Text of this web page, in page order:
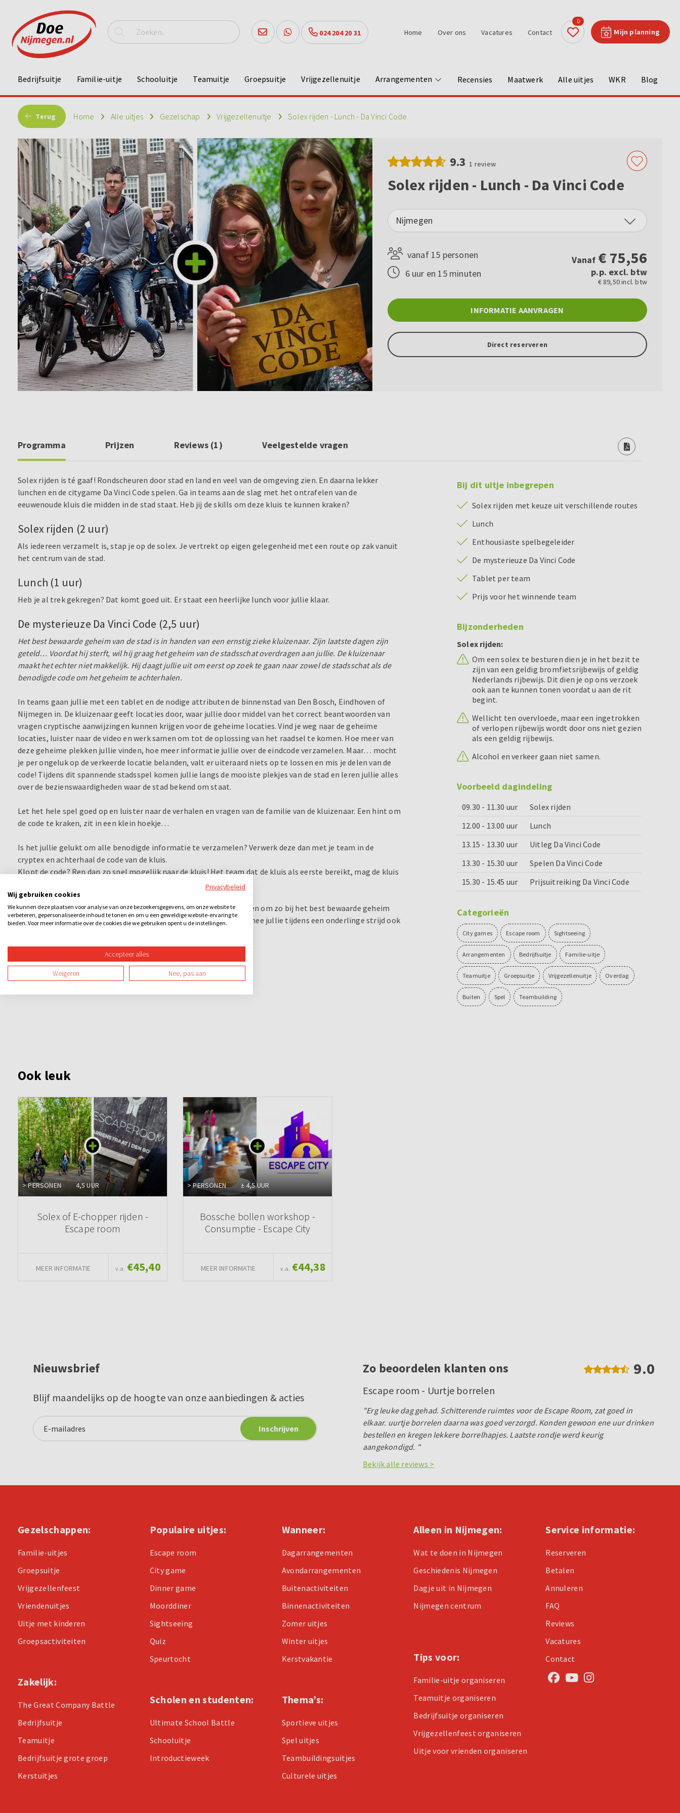
024 204 20 31 Mijn planning
0
Home Over ons Vacatures Contact
Bedrijfsuitje Familie-uitje Schooluitje Teamuitje Groepsuitje Vrijgezellenuitje Arrangementen Recensies Maatwerk Alle uitjes WKR Blog
Terug Home Alle uitjes Gezelschap Vrijgezellenuitje Solex rijden - Lunch - Da Vinci Code
9.3 1 review
Solex rijden - Lunch - Da Vinci Code
Nijmegen
vanaf 15 personen
6 uur en 15 minuten
Vanaf € 75,56
p.p. excl. btw
€ 89,50 incl. btw
INFORMATIE AANVRAGEN
Direct reserveren
Programma Prijzen Reviews (1) Veelgestelde vragen
Solex rijden is té gaaf! Rondscheuren door stad en land en veel van de omgeving zien. En daarna lekker
lunchen en de citygame Da Vinci Code spelen. Ga in teams aan de slag met het ontrafelen van de
eeuwenoude kluis die midden in de stad staat. Heb jij de skills om deze kluis te kunnen kraken?
Solex rijden (2 uur)
Als iedereen verzamelt is, stap je op de solex. Je vertrekt op eigen gelegenheid met een route op zak vanuit
het centrum van de stad.
Lunch (1 uur)
Heb je al trek gekregen? Dat komt goed uit. Er staat een heerlijke lunch voor jullie klaar.
De mysterieuze Da Vinci Code (2,5 uur)
Het best bewaarde geheim van de stad is in handen van een ernstig zieke kluizenaar. Zijn laatste dagen zijn
geteld… Voordat hij sterft, wil hij graag het geheim van de stadsschat overdragen aan jullie. De kluizenaar
maakt het echter niet makkelijk. Hij daagt jullie uit om eerst op zoek te gaan naar zowel de stadsschat als de
benodigde code om het geheim te achterhalen.
In teams gaan jullie met een tablet en de nodige attributen de binnenstad van Den Bosch, Eindhoven of
Nijmegen in. De kluizenaar geeft locaties door, waar jullie door middel van het correct beantwoorden van
vragen cryptische aanwijzingen kunnen krijgen voor de geheime locaties. Vind je weg naar de geheime
locaties, luister naar de video en werk samen om tot de oplossing van het raadsel te komen. Hoe meer van
deze geheime plekken jullie vinden, hoe meer informatie jullie over de eindcode verzamelen. Maar… mocht
je per ongeluk op de verkeerde locatie belanden, valt er uiteraard niets op te lossen en mis je delen van de
code! Tijdens dit spannende stadsspel komen jullie langs de mooiste plekjes van de stad en leren jullie alles
over de bezienswaardigheden waar de stad bekend om staat.
Let het hele spel goed op en luister naar de verhalen en vragen van de familie van de kluizenaar. Een hint om
de code te kraken, zit in een klein hoekje…
Is het jullie gelukt om alle benodigde informatie te verzamelen? Verwerk deze dan met je team in de
cryptex en achterhaal de code van de kluis.
Klopt de code? Ren dan zo snel mogelijk naar de kluis! Het team dat de kluis als eerste bereikt, mag de kluis
kraken en kan het geheim van de stad in handen krijgen!
Lukt het jouw team om de stadsschat te vinden en de code te kraken om zo bij het best bewaarde geheim
van de stad te komen? Een spannend en leerzaam stadsspel waarmee jullie tijdens een onderlinge strijd ook
Bij dit uitje inbegrepen
Solex rijden met keuze uit verschillende routes
Lunch
Enthousiaste spelbegeleider
De mysterieuze Da Vinci Code
Tablet per team
Prijs voor het winnende team
Bijzonderheden
Solex rijden:
Om een solex te besturen dien je in het bezit te
zijn van een geldig bromfietsrijbewijs of geldig
Nederlands rijbewijs. Dit dien je op ons verzoek
ook aan te kunnen tonen voordat u aan de rit
begint.
Wellicht ten overvloede, maar een ingetrokken
of verlopen rijbewijs wordt door ons niet gezien
als een geldig rijbewijs.
Alcohol en verkeer gaan niet samen.
Voorbeeld dagindeling
09.30 - 11.30 uur
Solex rijden
12.00 - 13.00 uur
Lunch
13.15 - 13.30 uur
Uitleg Da Vinci Code
13.30 - 15.30 uur
Spelen Da Vinci Code
15.30 - 15.45 uur
Prijsuitreiking Da Vinci Code
Categorieën
City games Escape room Sightseeing
Arrangementen Bedrijfsuitje Familie-uitje
Teamuitje Groepsuitje Vrijgezellenuitje Overdag
Buiten Spel Teambuilding
Ook leuk
> PERSONEN 4,5 UUR
Solex of E-chopper rijden -
Escape room
MEER INFORMATIE v.a. €45,40
> PERSONEN ± 4,5 UUR
Bossche bollen workshop -
Consumptie - Escape City
MEER INFORMATIE v.a. €44,38
Nieuwsbrief
Blijf maandelijks op de hoogte van onze aanbiedingen & acties
Zo beoordelen klanten ons 9.0
Escape room - Uurtje borrelen
"Erg leuke dag gehad. Schitterende ruimtes voor de Escape Room, zat goed in
elkaar. uurtje borrelen daarna was goed verzorgd. Konden gewoon ene uur drinken
bestellen en kregen lekkere borrelhapjes. Laatste rondje werd keurig
aangekondigd. "
Bekijk alle reviews >
Gezelschappen:
Familie-uitjes
Groepsuitje
Vrijgezellenfeest
Vriendenuitjes
Uitje met kinderen
Groepsactiviteiten
Zakelijk:
The Great Company Battle
Bedrijfsuitje
Teamuitje
Bedrijfsuitje grote groep
Kerstuitjes
Populaire uitjes:
Escape room
City game
Dinner game
Moorddiner
Sightseeing
Quiz
Speurtocht
Scholen en studenten:
Ultimate School Battle
Schooluitje
Introductieweek
Wanneer:
Dagarrangementen
Avondarrangementen
Buitenactiviteiten
Binnenactiviteiten
Zomer uitjes
Winter uitjes
Kerstvakantie
Thema’s:
Sportieve uitjes
Spel uitjes
Teambuildingsuitjes
Culturele uitjes
Alleen in Nijmegen:
Wat te doen in Nijmegen
Geschiedenis Nijmegen
Dagje uit in Nijmegen
Nijmegen centrum
Tips voor:
Familie-uitje organiseren
Teamuitje organiseren
Bedrijfsuitje organiseren
Vrijgezellenfeest organiseren
Uitje voor vrienden organiseren
Service informatie:
Reserveren
Betalen
Annuleren
FAQ
Reviews
Vacatures
Contact
Privacybeleid
Wij gebruiken cookies
We kunnen deze plaatsen voor analyse van onze bezoekersgegevens, om onze website te
verbeteren, gepersonaliseerde inhoud te tonen en om u een geweldige website-ervaring te
bieden. Voor meer informatie over de cookies die we gebruiken opent u de instellingen.
Accepteer alles
Weigeren Nee, pas aan